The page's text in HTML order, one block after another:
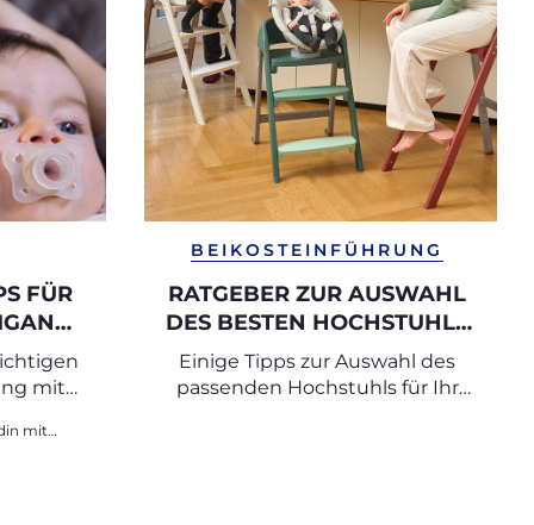
FÜR
mit
BEIKOSTEINFÜHRUNG
RATGEBER ZUR AUSWAHL
DES BESTEN HOCHSTUHLS
FÜR MAHLZEITEN
Einige Tipps zur Auswahl des
passenden Hochstuhls für Ihr